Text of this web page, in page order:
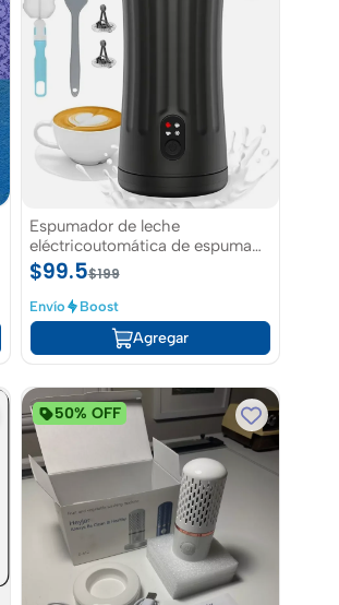
Espumador de leche
eléctricoutomática de espuma
fría y cálida de 8.1 onzas
$99.5$199
Envío Boost
Agregar
50% OFF